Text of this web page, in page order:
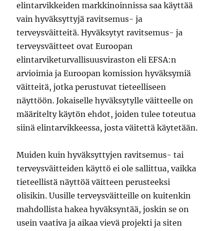
elintarvikkeiden markkinoinnissa saa käyttää
vain hyväksyttyjä ravitsemus- ja
terveysväitteitä. Hyväksytyt ravitsemus- ja
terveysväitteet ovat Euroopan
elintarviketurvallisuusviraston eli EFSA:n
arvioimia ja Euroopan komission hyväksymiä
väitteitä, jotka perustuvat tieteelliseen
näyttöön. Jokaiselle hyväksytylle väitteelle on
määritelty käytön ehdot, joiden tulee toteutua
siinä elintarvikkeessa, josta väitettä käytetään.
Muiden kuin hyväksyttyjen ravitsemus- tai
terveysväitteiden käyttö ei ole sallittua, vaikka
tieteellistä näyttöä väitteen perusteeksi
olisikin. Uusille terveysväitteille on kuitenkin
mahdollista hakea hyväksyntää, joskin se on
usein vaativa ja aikaa vievä projekti ja siten